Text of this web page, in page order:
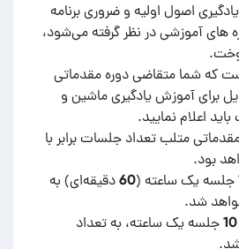
اصول اولیه و ضروری برنامه
های آموزشی در نظر گرفته می‌شود،
که شما متقاضی دوره مقدماتی
برای آموزش یادگیری ماشین و
متلب تعداد جلسات برابر با
برای یادگیری ماشین 10 جلسه یک ساعته (60 دقیقه‌ای) به
برای پردازش تصویر نیز 10 جلسه یک ساعته، به تعداد